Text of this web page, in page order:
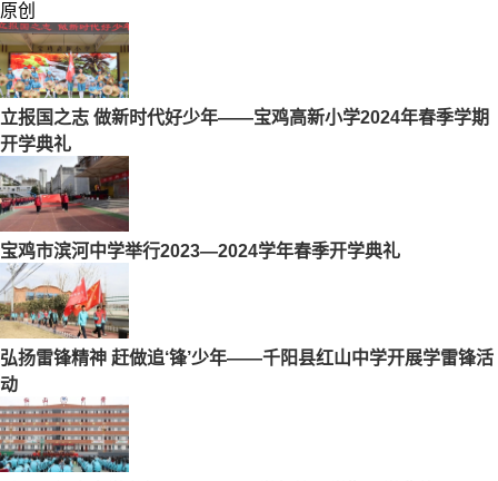
原创
立报国之志 做新时代好少年——宝鸡高新小学2024年春季学期
开学典礼
宝鸡市滨河中学举行2023—2024学年春季开学典礼
弘扬雷锋精神 赶做追‘锋’少年——千阳县红山中学开展学雷锋活
动